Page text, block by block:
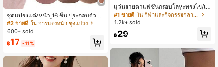
ชุดแปรงแต่งหน้า 16 ชิ้น ประกอบด้วยแ
ปรงแต่งหน้า 13 ชิ้น, ฟองน้ำแต่งหน้ารู
ปหยดน้ำ 1 ชิ้น, แปรงแป้งรองพื้นกลม 1
1 ชิ้น - ชุดคลาสสิก ทำจากขนสังเคราะ
หญิงและเด็กผู้หญิง เหมาะสำหรับฤดูใบ
ไม้ร่วงและฤดูหนาว
#2 ขายดี ใน การแต่งหน้า ชุดแปรง
600+ sold
฿17 -11%
แว่นสายตาแฟชั่นกรอบโลหะทรงไข่/เห
ลี่ยมสำหรับผู้หญิง (กรอบครึ่ง), เหมาะ
สำหรับใส่ในชีวิตประจำวันและกิจกรรม
#1 ขายดี
ใน กีฬาและกิจกรรมกลางแจ้ง
1.2k+ sold
฿29